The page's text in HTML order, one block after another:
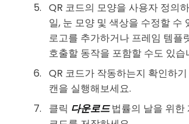
QR 코드의 모양을 사용자 정의
일, 눈 모양 및 색상을 수정할 수
로고를 추가하거나 프레임 템플
호출할 동작을 포함할 수도 있습
QR 코드가 작동하는지 확인하
캔을 실행해보세요.
클릭 다운로드법률의 날을 위한